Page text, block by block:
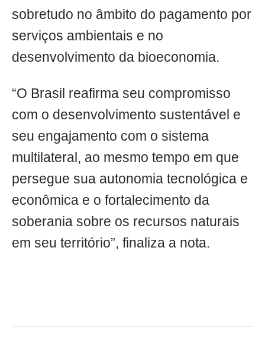
sobretudo no âmbito do pagamento por
serviços ambientais e no
desenvolvimento da bioeconomia.
“O Brasil reafirma seu compromisso
com o desenvolvimento sustentável e
seu engajamento com o sistema
multilateral, ao mesmo tempo em que
persegue sua autonomia tecnológica e
econômica e o fortalecimento da
soberania sobre os recursos naturais
em seu território”, finaliza a nota.